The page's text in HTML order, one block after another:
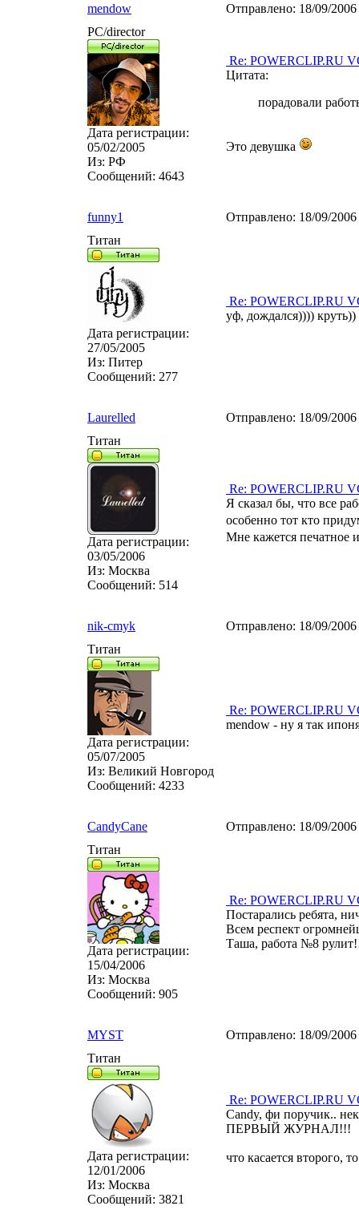
mendow Отправлено: 18/09/
PC/director
Дата регистрации:
05/02/2005
Из: РФ
Сообщений: 4643
Re: POWERCLIP.RU
Цитата:
порадовали
Это девушка
funny1 Отправлено: 18/09/
Титан
Дата регистрации:
27/05/2005
Из: Питер
Сообщений: 277
Re: POWERCLIP.RU
уф, дождался)))) круть))
Laurelled Отправлено: 18/09/
Титан
Дата регистрации:
03/05/2006
Из: Москва
Сообщений: 514
Re: POWERCLIP.RU
Я сказал бы, что все
особенно тот кто
Мне кажется печатное
nik-cmyk Отправлено: 18/09/
Титан
Дата регистрации:
05/07/2005
Из: Великий Новгород
Сообщений: 4233
Re: POWERCLIP.RU
mendow - ну я так
CandyCane Отправлено: 18/09/
Титан
Дата регистрации:
15/04/2006
Из: Москва
Сообщений: 905
Re: POWERCLIP.RU
Постарались ребята,
Всем респект
Таша, работа №8
MYST Отправлено: 18/09/
Титан
Дата регистрации:
12/01/2006
Из: Москва
Сообщений: 3821
Re: POWERCLIP.RU
Candy, фи поручик..
ПЕРВЫЙ ЖУРНАЛ!!!
что касается второго,